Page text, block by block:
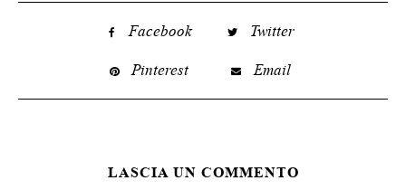
Facebook
Twitter
Pinterest
Email
LASCIA UN COMMENTO